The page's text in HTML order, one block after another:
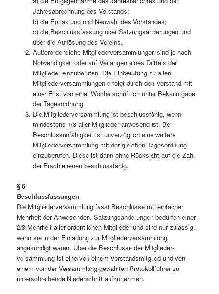
Jahresabrechnung des Vorstands;
b) die Entlastung und Neuwahl des Vorstandes;
c) die Beschlussfassung über Satzungsänderungen und
über die Auflösung des Vereins.
Außerordentliche Mitgliederversammlungen sind je nach
Notwendigkeit oder auf Verlangen ei­nes Drittels der
Mitglieder einzuberufen. Die Einberufung zu allen
Mitgliederversammlungen erfolgt durch den Vorstand mit
einer Frist von einer Woche schriftlich unter Bekanntgabe
der Tagesordnung.
Die Mitgliederversammlung ist beschlussfähig, wenn
mindestens 1/3 aller Mitglieder anwesend ist. Bei
Beschlussunfähigkeit ist unverzüglich eine weitere
Mitgliederversammlung mit der gleichen Tagesordnung
einzuberufen. Diese ist dann ohne Rücksicht auf die Zahl
der Erschienenen beschlussfähig.
§ 6
Beschlussfassungen
Die Mitgliederversammlung fasst Beschlüsse mit einfacher
Mehrheit der Anwesenden. Satzungs­änderungen bedürfen einer
2/3-Mehrheit aller ordentlichen Mitglieder und sind nur zulässig,
wenn sie in der Einladung zur Mitgliederversammlung
angekündigt waren. Über die Beschlüsse der Mitglieder­
versammlung ist eine von einem Vorstandsmitglied und von
einem von der Versammlung ge­wählten Protokollführer zu
unterschreibende Niederschrift aufzunehmen.